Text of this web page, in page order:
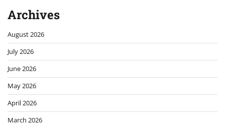
Archives
August 2026
July 2026
June 2026
May 2026
April 2026
March 2026